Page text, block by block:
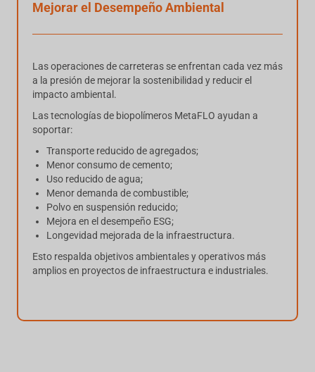
Mejorar el Desempeño Ambiental
Las operaciones de carreteras se enfrentan cada vez más
a la presión de mejorar la sostenibilidad y reducir el
impacto ambiental.
Las tecnologías de biopolímeros MetaFLO ayudan a
soportar:
Transporte reducido de agregados;
Menor consumo de cemento;
Uso reducido de agua;
Menor demanda de combustible;
Polvo en suspensión reducido;
Mejora en el desempeño ESG;
Longevidad mejorada de la infraestructura.
Esto respalda objetivos ambientales y operativos más
amplios en proyectos de infraestructura e industriales.